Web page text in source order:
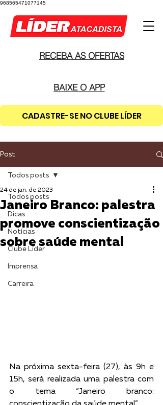
968565471077145
RECEBA AS OFERTAS
BAIXE O APP
CADASTRE-SE NO CLUBE LÍDER
Post
Todos posts
Dicas
Notícias
Clube Líder
Imprensa
Carreira
Todos posts
Janeiro Branco: palestra
promove conscientização
sobre saúde mental
24 de jan. de 2023
Na próxima sexta-feira (27), às 9h e
15h, será realizada uma palestra com
o tema “Janeiro branco: